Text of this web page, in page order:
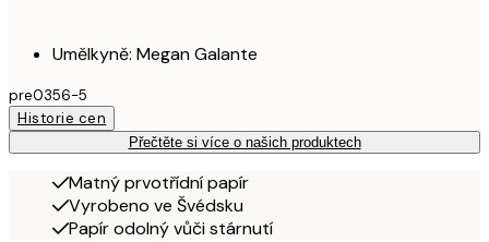
Umělkyně: Megan Galante
pre0356-5
Historie cen
Přečtěte si více o našich produktech
Matný prvotřídní papír
Vyrobeno ve Švédsku
Papír odolný vůči stárnutí